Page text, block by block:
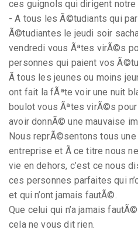
ces guignols qui dirigent
- A tous les Ã©tudiants qui
Ã©tudiantes le jeudi soir
vendredi vous Ãªtes virÃ©s
personnes qui paient vos
Ã tous les jeunes ou moins
ont fait la fÃªte voir une nuit
boulot vous Ãªtes virÃ©s
avoir donnÃ© une mauvaise
Nous reprÃ©sentons tous
entreprise et Ã ce titre nous
vie en dehors, c’est ce nous
ces personnes parfaites qui
et qui n’ont jamais fautÃ©.
Que celui qui n’a jamais
cela ne vous dit rien.